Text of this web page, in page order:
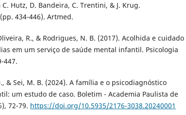
Hutz, D. Bandeira, C. Trentini, & J. Krug.
434-446). Artmed.
R., & Rodrigues, N. B. (2017). Acolhida e cuidado
em um serviço de saúde mental infantil. Psicologia
447.
& Sei, M. B. (2024). A família e o psicodiagnóstico
um estudo de caso. Boletim - Academia Paulista de
72-79. https://doi.org/10.5935/2176-3038.20240001